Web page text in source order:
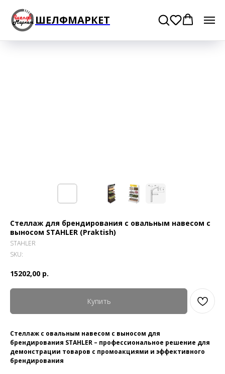
ШЕЛФМАРКЕТ
Стеллаж для брендирования с овальным навесом с
выносом STAHLER (Praktish)
STAHLER
SKU:
15202,00 р.
Купить
Стеллаж с овальным навесом с выносом для
брендирования STAHLER – профессиональное решение для
демонстрации товаров с промоакциями и эффективного
брендирования